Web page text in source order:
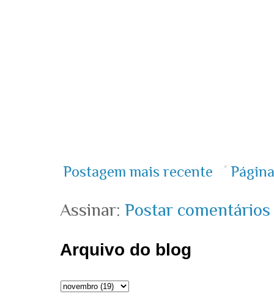
Postagem mais recente
Assinar:Postar
Arquivo do blog